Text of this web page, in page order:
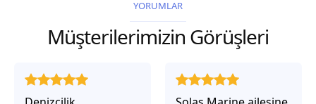
YORUMLAR
Müşterilerimizin Görüşleri